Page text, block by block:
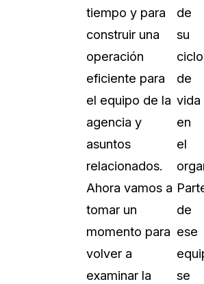
algoritmo mejorado
Casos Practicos
sus necesidades de redacción
Centro de Ayuda
Obtenga respuestas a sus
CaseGuard
Videoteca
CaseGuard. Práctica nuevas
aprender
tiempo y para
construir una
operación
eficiente para
el equipo de la
agencia y
asuntos
relacionados.
Ahora vamos a
tomar un
momento para
volver a
examinar la
de
su
ciclo
de
vida
en
el
de
ese
se